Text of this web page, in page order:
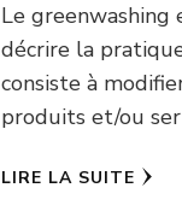
Le
décrire la
consiste à
produits et/ou
LIRE LA SUITE